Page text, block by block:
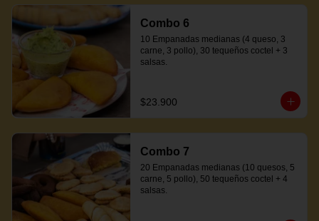
Combo 6
10 Empanadas medianas (4 queso, 3
carne, 3 pollo), 30 tequeños coctel + 3
salsas.
$23.900
Combo 7
20 Empanadas medianas (10 quesos, 5
carne, 5 pollo), 50 tequeños coctel + 4
salsas.